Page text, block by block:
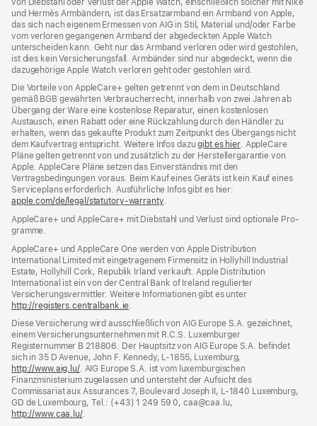
und Hermès Armbändern, ist das Ersatzarmband ein Armband von Apple,
das sich nach eigenem Ermessen von AIG in Stil, Material und/oder Farbe
vom verloren gegangenen Armband der abgedeckten Apple Watch
unterscheiden kann. Geht nur das Armband verloren oder wird gestohlen,
ist dies kein Versicherungsfall. Armbänder sind nur abgedeckt, wenn die
dazugehörige Apple Watch verloren geht oder gestohlen wird.
Die Vorteile von AppleCare+ gelten getrennt von dem in Deutschland
gemäß BGB gewährten Verbraucher­recht, inner­halb von zwei Jahren ab
Übergang der Ware eine kosten­lose Reparatur, einen kosten­losen
Austausch, einen Rabatt oder eine Rück­zahlung durch den Händler zu
erhalten, wenn das gekaufte Produkt zum Zeit­punkt des Übergangs nicht
dem Kauf­vertrag ent­spricht. Weitere Infos dazugibt es hier(Öffnet
ein
Fenster)
. AppleCare
Pläne gelten getrennt von und zu­sätz­lich zu der Hersteller­garantie von
Apple. AppleCare Pläne setzen das Einverständnis mit den
Vertragsbedingungen voraus. Beim Kauf eines Geräts ist kein Kauf eines
Serviceplans erfor­der­lich. Ausführliche Infos gibt es hier:
apple.com/de/legal/statutory-warranty(Öffnet
neues
.
AppleCare+ und AppleCare+ mit Dieb­stahl und Verlust sind optionale Pro­
gramme.
AppleCare+ und AppleCare One werden von Apple Distribution
International Limited mit eingetragenem Firmensitz in Hollyhill Industrial
Estate, Hollyhill Cork, Republik Irland verkauft. Apple Distribution
International ist ein von der Central Bank of Ireland regulierter
Versicherungsvermittler. Weitere Informationen gibt es unter
http://registers.centralbank.ie
neues
Fenster)
Diese Versicherung wird ausschließlich von AIG Europe S.A. gezeichnet,
einem Versicherungsunternehmen mit R.C.S. Luxemburger
Registernummer B 218806. Der Hauptsitz von AIG Europe S.A. befindet
sich in 35 D Avenue, John F. Kennedy, L‑1855, Luxemburg,
http://www.aig.lu/(Öffnet
ein
neues
Fenster)
. AIG Europe S.A. ist vom luxemburgischen
Finanzministerium zugelassen und untersteht der Aufsicht des
Commissariat aux Assurances 7, Boulevard Joseph II, L‑1840 Luxemburg,
GD de Luxembourg, Tel.: (+43) 1 249 59 0, caa@caa.lu,
http://www.caa.lu/(Öffnet
.